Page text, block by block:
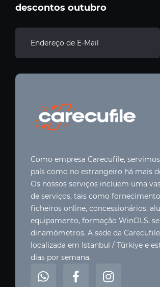
descontos outubro
Como empresa Carecufile,
país como no estrangeiro há mais
Os nossos serviços incluem uma
de serviços, tais como
ficheiros online, concessionários,
equipamento, formação WinOLS,
dinamómetros. A sede da
localizada em Istanbul / Türkiye e
dias por semana.